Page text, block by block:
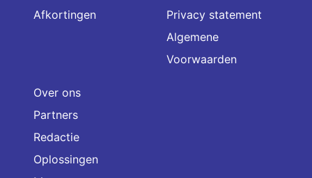
Afkortingen
Privacy statement
Algemene
Voorwaarden
Over ons
Partners
Redactie
Oplossingen